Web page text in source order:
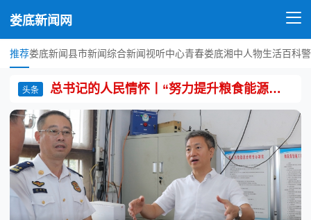
娄底新闻网
推荐娄底新闻县市新闻综合新闻视听中心青春娄底湘中人物生活百科
头条 总书记的人民情怀丨“努力提升粮食能源资源安全保障能力”